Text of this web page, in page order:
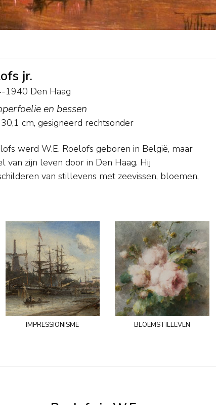
jr.
1940 Den Haag
en bessen
30,1 cm, gesigneerd rechtsonder
werd W.E. Roelofs geboren in België, maar
van zijn leven door in Den Haag. Hij
van stillevens met zeevissen, bloemen,
in impressionistische stijl. Musea: o.a.
in Rotterdam en Haags
impressionisme bloemstilleven